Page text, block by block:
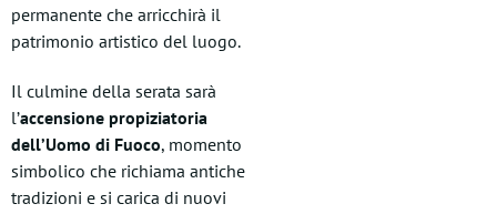
permanente che arricchirà il
patrimonio artistico del luogo.
Il culmine della serata sarà
l’accensione propiziatoria
dell’Uomo di Fuoco, momento
simbolico che richiama antiche
tradizioni e si carica di nuovi